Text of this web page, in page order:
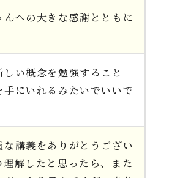
んへの大きな感謝とともに
しい概念を勉強すること
手にいれるみたいでいいで
な講義をありがとうござい
理解したと思ったら、また